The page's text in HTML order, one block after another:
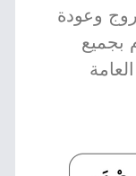
وعودة
بجميع